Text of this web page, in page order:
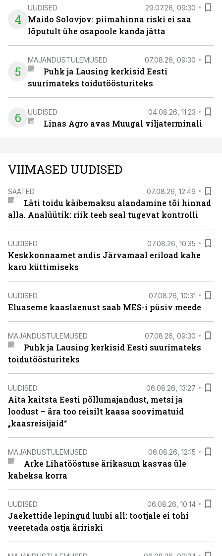
4
UUDISED 29.07.26, 09:30
Maido Solovjov: piimahinna riski ei saa
lõputult ühe osapoole kanda jätta
5
MAJANDUSTULEMUSED 07.08.26, 09:30
Puhk ja Lausing kerkisid Eesti
suurimateks toidutöösturiteks
6 UUDISED 04.08.26, 11:23
Linas Agro avas Muugal viljaterminali
VIIMASED UUDISED
SAATED 07.08.26, 12:49
Läti toidu käibemaksu alandamine tõi hinnad
alla. Analüütik: riik teeb seal tugevat kontrolli
UUDISED 07.08.26, 10:35
Keskkonnaamet andis Järvamaal eriload kahe
karu küttimiseks
UUDISED 07.08.26, 10:31
Eluaseme kaaslaenust saab MES-i püsiv meede
MAJANDUSTULEMUSED 07.08.26, 09:30
Puhk ja Lausing kerkisid Eesti suurimateks
toidutöösturiteks
UUDISED 06.08.26, 13:27
Aita kaitsta Eesti põllumajandust, metsi ja
loodust – ära too reisilt kaasa soovimatuid
„kaasreisijaid“
MAJANDUSTULEMUSED 06.08.26, 12:15
Arke Lihatööstuse ärikasum kasvas üle
kaheksa korra
UUDISED 06.08.26, 10:14
Jaekettide lepingud luubi all: tootjale ei tohi
veeretada ostja äririski